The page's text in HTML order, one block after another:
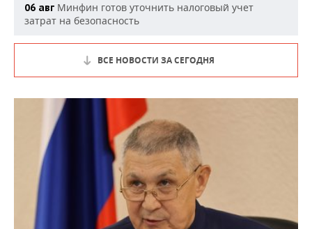
06 авг Минфин готов уточнить налоговый учет
затрат на безопасность
ВСЕ НОВОСТИ ЗА СЕГОДНЯ